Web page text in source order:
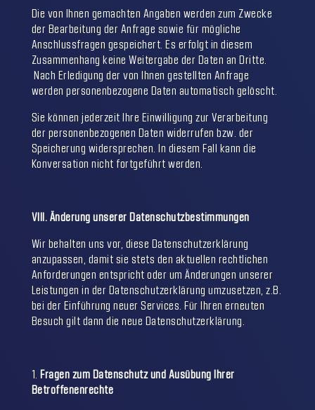
Die von Ihnen gemachten Angaben werden zum Zwecke
der Bearbeitung der Anfrage sowie für mögliche
Anschlussfragen gespeichert. Es erfolgt in diesem
Zusammenhang keine Weitergabe der Daten an Dritte.
Nach Erledigung der von Ihnen gestellten Anfrage
werden personenbezogene Daten automatisch gelöscht.
Sie können jederzeit Ihre Einwilligung zur Verarbeitung
der personenbezogenen Daten widerrufen bzw. der
Speicherung widersprechen. In diesem Fall kann die
Konversation nicht fortgeführt werden.
VIII. Änderung unserer Datenschutzbestimmungen
Wir behalten uns vor, diese Datenschutzerklärung
anzupassen, damit sie stets den aktuellen rechtlichen
Anforderungen entspricht oder um Änderungen unserer
Leistungen in der Datenschutzerklärung umzusetzen, z.B.
bei der Einführung neuer Services. Für Ihren erneuten
Besuch gilt dann die neue Datenschutzerklärung.
Fragen zum Datenschutz und Ausübung Ihrer
Betroffenenrechte